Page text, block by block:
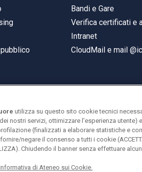
Bandi e Gare
Verifica certificati e
Intranet
CloudMail e mail
Sacro Cuore
Milano
utilizza su questo sito cookie tecnici
nostri servizi, ottimizzare l'esperienza utente)
(finalizzati a elaborare statistiche e
negare il consenso a tutti i cookie
Chiudendo il banner senza effettuare
di Ateneo sui Cookie.